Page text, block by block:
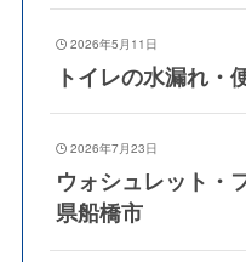
2026年5月11日
トイレの水漏れ・
2026年7月23日
ウォシュレット・
県船橋市